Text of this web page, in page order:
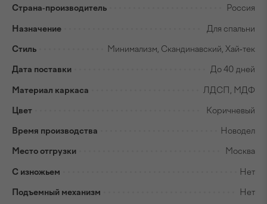
Страна-производитель Россия
Назначение Для спальни
Стиль Минимализм, Скандинавский, Хай-тек
Дата поставки До 40 дней
Материал каркаса ЛДСП, МДФ
Цвет Коричневый
Время производства Новодел
Место отгрузки Москва
С изножьем Нет
Подъемный механизм Нет